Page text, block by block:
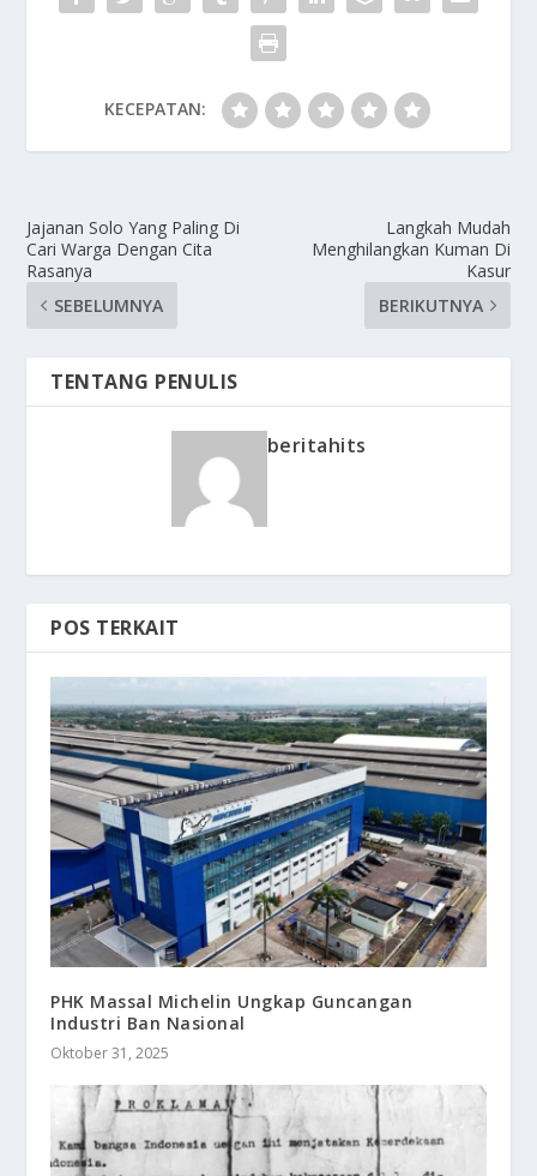
KECEPATAN:
Jajanan Solo Yang Paling Di
Cari Warga Dengan Cita
Rasanya
SEBELUMNYA
Langkah Mudah
Menghilangkan Kuman Di
Kasur
BERIKUTNYA
TENTANG PENULIS
beritahits
POS TERKAIT
PHK Massal Michelin Ungkap Guncangan
Industri Ban Nasional
Oktober 31, 2025